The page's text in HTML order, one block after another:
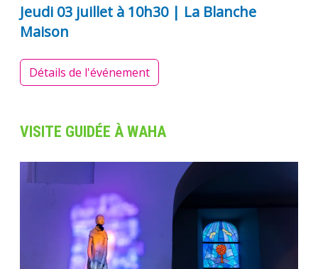
Jeudi 03 juillet à 10h30 | La Blanche
Maison
Détails de l'événement
VISITE GUIDÉE À WAHA